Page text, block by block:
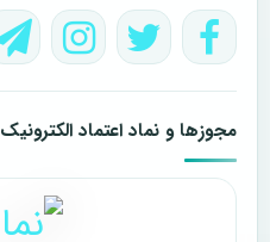
مجوزها و نماد اعتماد الکترونیک